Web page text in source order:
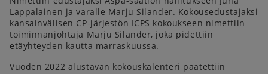
Lappalainen ja varalle Marju Silander. Kokousedustajaksi
kansainvälisen CP-järjestön ICPS kokoukseen nimettiin
toiminnanjohtaja Marju Silander, joka pidettiin
etäyhteyden kautta marraskuussa.
Vuoden 2022 alustavan kokouskalenteri päätettiin